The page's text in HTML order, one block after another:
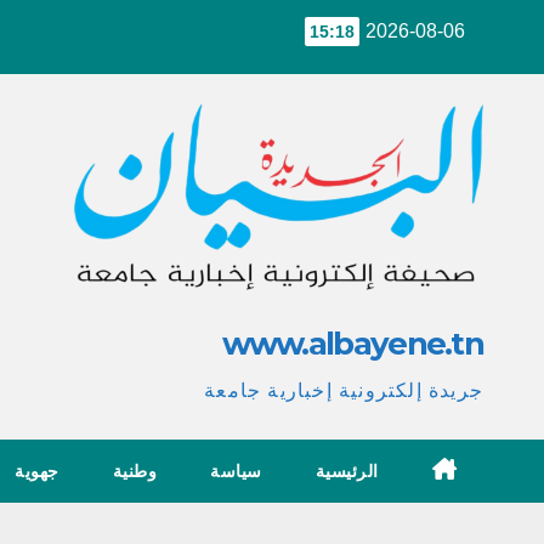
2026-08-06
15:18
www.albayene.tn
جريدة إلكترونية إخبارية جامعة
الرئيسية سياسة وطنية جهوية